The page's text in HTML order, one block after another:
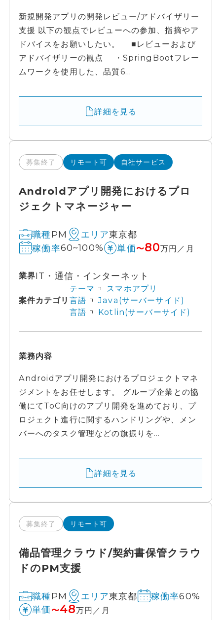
新規開発アプリの開発レビュー/アドバイザリー
支援 以下の観点でレビューへの参加、指摘やア
ドバイスをお願いしたい。 ■レビューおよび
アドバイザリーの観点 ・SpringBootフレー
ムワークを使用した、品質6...
詳細を見る
募集終了 リモート可 自社サービス
Androidアプリ開発におけるプロ
ジェクトマネージャー
職種PM エリア東京都
稼働率60~100% 単価〜80万円／月
業界IT・通信・インターネット
案件カテゴリ
テーマ
スマホアプリ
言語
Java(サーバーサイド)
言語
Kotlin(サーバーサイド)
業務内容
Androidアプリ開発におけるプロジェクトマネ
ジメントをお任せします。 グループ企業との協
働にてToC向けのアプリ開発を進めており、プ
ロジェクト進行に関するハンドリングや、メン
バーへのタスク管理などの旗振りを...
詳細を見る
募集終了 リモート可
備品管理クラウド/契約書保管クラウ
ドのPM支援
職種PM エリア東京都 稼働率60%
単価 〜48万円／月